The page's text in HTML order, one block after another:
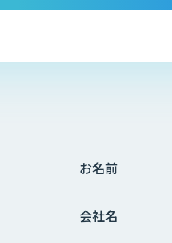
お名前
会社名